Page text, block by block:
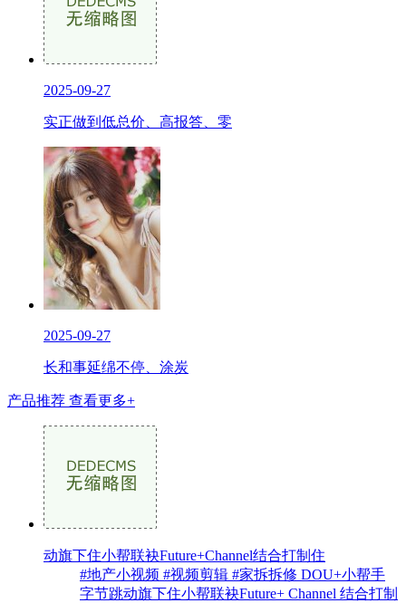
2025-09-27
实正做到低总价、高报答、零
2025-09-27
长和事延绵不停、涂炭
产品推荐 查看更多+
动旗下住小帮联袂Future+Channel结合打制住
#地产小视频 #视频剪辑 #家拆拆修 DOU+小帮手
字节跳动旗下住小帮联袂Future+ Channel 结合打制